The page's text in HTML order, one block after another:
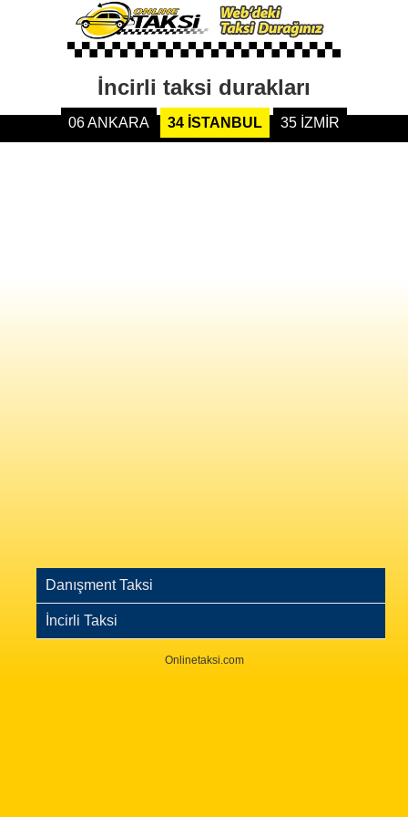
İncirli taksi durakları
06 ANKARA 34 İSTANBUL 35 İZMİR
Danışment Taksi
İncirli Taksi
Onlinetaksi.com